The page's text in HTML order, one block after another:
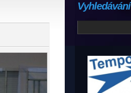
Vyhledávání